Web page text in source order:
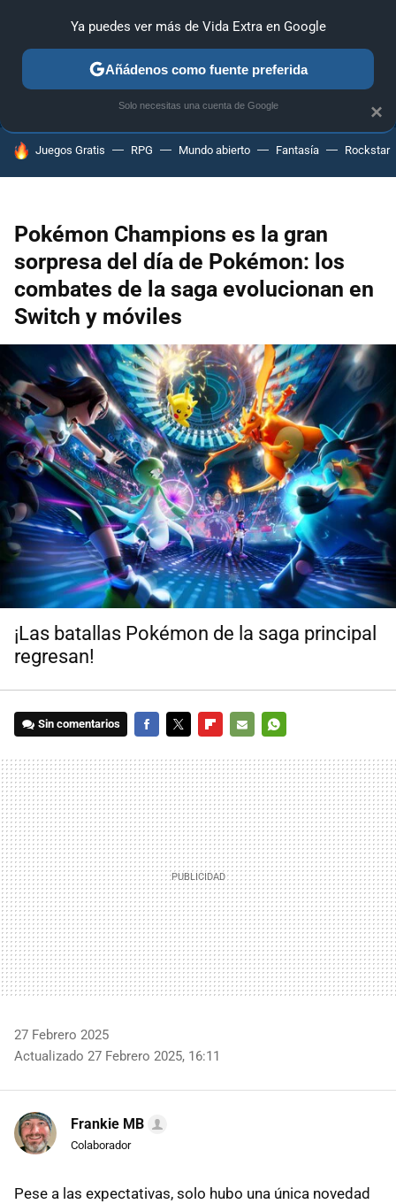
ANÁLISIS GUÍAS Y TRUCOS PC SONY NINTENDO
HOY SE HABLA DE
Juegos Gratis RPG Mundo abierto Fantasía Rockstar
Pokémon Champions es la gran
sorpresa del día de Pokémon: los
combates de la saga evolucionan en
Switch y móviles
¡Las batallas Pokémon de la saga principal
regresan!
Sin comentarios
MAIL
27 Febrero 2025
Actualizado 27 Febrero 2025, 16:11
Frankie MB
Colaborador
Pese a las expectativas, solo hubo una única novedad
×
Ya puedes ver más de Vida Extra en Google
Añádenos como fuente preferida
Solo necesitas una cuenta de Google